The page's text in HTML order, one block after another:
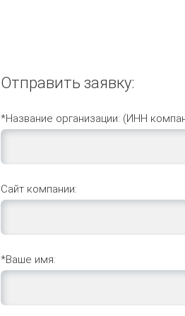
Отправить заявку:
*Название организации: (ИНН
Сайт компании:
*Ваше имя: